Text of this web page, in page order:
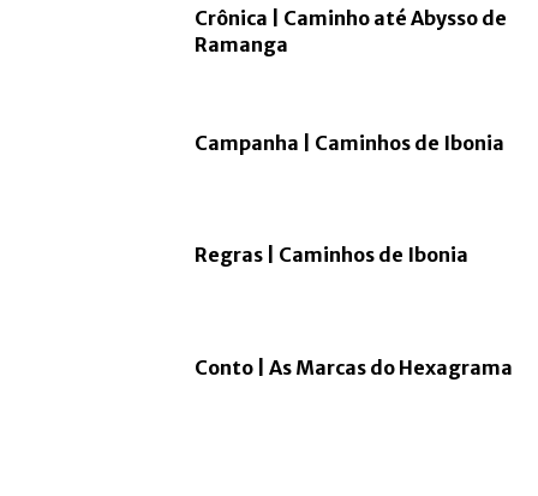
Crônica | Caminho até Abysso de
Ramanga
Campanha | Caminhos de Ibonia
Regras | Caminhos de Ibonia
Conto | As Marcas do Hexagrama